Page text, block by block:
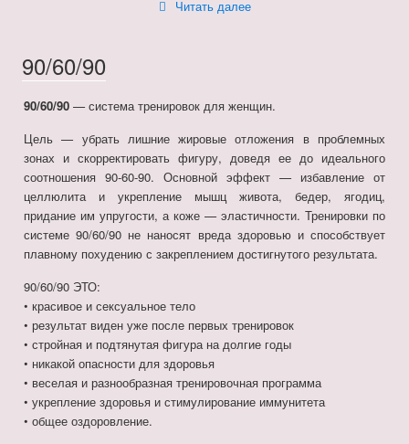
Читать далееспина
90/60/90
90/60/90 — система тренировок для женщин.
Цель — убрать лишние жировые отложения в проблемных
зонах и скорректировать фигуру, доведя ее до идеального
соотношения 90-60-90. Основной эффект — избавление от
целлюлита и укрепление мышц живота, бедер, ягодиц,
придание им упругости, а коже — эластичности. Тренировки по
системе 90/60/90 не наносят вреда здоровью и способствует
плавному похудению с закреплением достигнутого результата.
90/60/90 ЭТО:
• красивое и сексуальное тело
• результат виден уже после первых тренировок
• стройная и подтянутая фигура на долгие годы
• никакой опасности для здоровья
• веселая и разнообразная тренировочная программа
• укрепление здоровья и стимулирование иммунитета
• общее оздоровление.